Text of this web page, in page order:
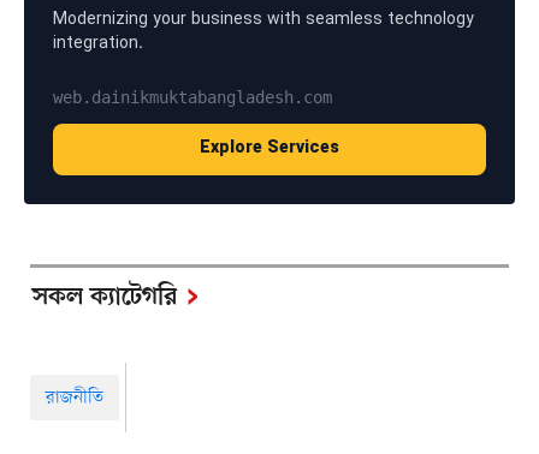
Modernizing your business with seamless technology
integration.
web.dainikmuktabangladesh.com
Explore Services
সকল ক্যাটেগরি
রাজনীতি